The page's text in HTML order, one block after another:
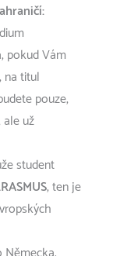
pokud Vám
na titul
pouze,
už
student
, ten je